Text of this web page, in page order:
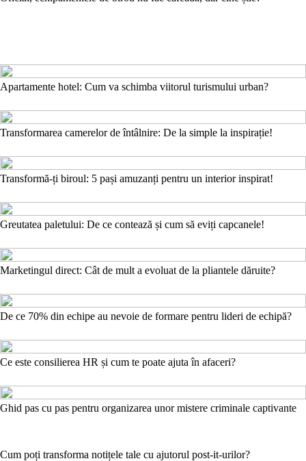
Apartamente hotel: Cum va schimba viitorul turismului urban?
Transformarea camerelor de întâlnire: De la simple la inspirație!
Transformă-ți biroul: 5 pași amuzanți pentru un interior inspirat!
Greutatea paletului: De ce contează și cum să eviți capcanele!
Marketingul direct: Cât de mult a evoluat de la pliantele dăruite?
De ce 70% din echipe au nevoie de formare pentru lideri de echipă?
Ce este consilierea HR și cum te poate ajuta în afaceri?
Ghid pas cu pas pentru organizarea unor mistere criminale captivante
Cum poți transforma notițele tale cu ajutorul post-it-urilor?